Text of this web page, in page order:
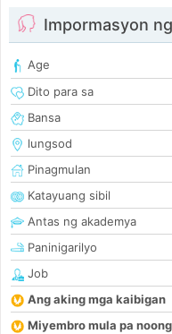
Impormasyon
Age
Dito para sa
Bansa
lungsod
Pinagmulan
Katayuang sibil
Antas ng akademya
Paninigarilyo
Job
Ang aking mga kaibigan
Miyembro mula pa noong